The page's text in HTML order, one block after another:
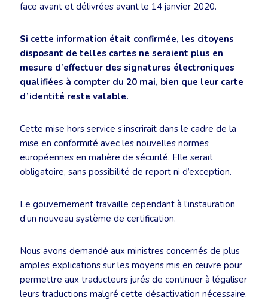
face avant et délivrées avant le 14 janvier 2020.
Si cette information était confirmée, les citoyens
disposant de telles cartes ne seraient plus en
mesure d’effectuer des signatures électroniques
qualifiées à compter du 20 mai, bien que leur carte
d’identité reste valable.
Cette mise hors service s’inscrirait dans le cadre de la
mise en conformité avec les nouvelles normes
européennes en matière de sécurité. Elle serait
obligatoire, sans possibilité de report ni d’exception.
Le gouvernement travaille cependant à l’instauration
d’un nouveau système de certification.
Nous avons demandé aux ministres concernés de plus
amples explications sur les moyens mis en œuvre pour
permettre aux traducteurs jurés de continuer à légaliser
leurs traductions malgré cette désactivation nécessaire.